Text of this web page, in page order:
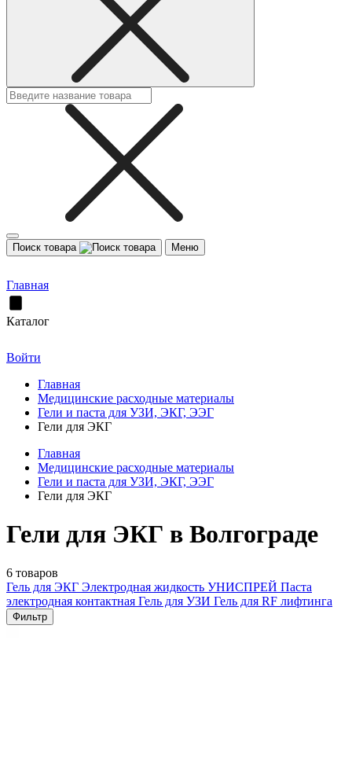
Поиск товара Меню
Главная
Каталог
Войти
Главная
Медицинские расходные материалы
Гели и паста для УЗИ, ЭКГ, ЭЭГ
Гели для ЭКГ
Главная
Медицинские расходные материалы
Гели и паста для УЗИ, ЭКГ, ЭЭГ
Гели для ЭКГ
Гели для ЭКГ в Волгограде
6 товаров
Гель для ЭКГ Электродная жидкость УНИСПРЕЙ Паста
электродная контактная Гель для УЗИ Гель для RF лифтинга
Фильтр